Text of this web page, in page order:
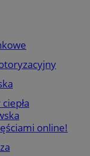
online!